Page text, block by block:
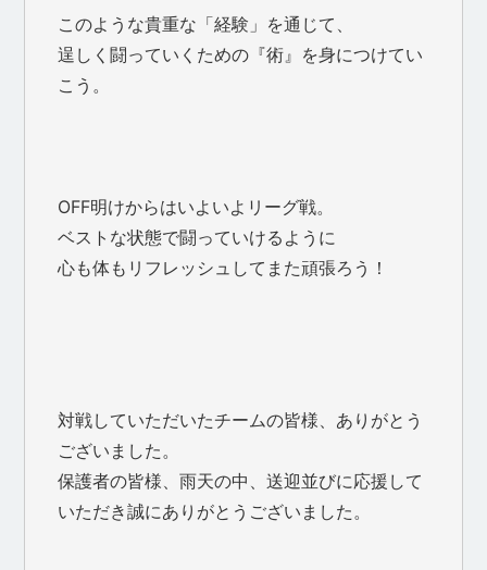
このような貴重な「経験」を通じて、
逞しく闘っていくための『術』を身につけてい
こう。
OFF明けからはいよいよリーグ戦。
ベストな状態で闘っていけるように
心も体もリフレッシュしてまた頑張ろう！
対戦していただいたチームの皆様、ありがとう
ございました。
保護者の皆様、雨天の中、送迎並びに応援して
いただき誠にありがとうございました。